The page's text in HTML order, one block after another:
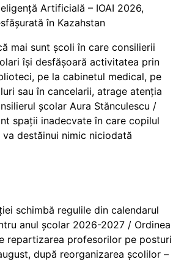
Artificială – IOAI 2026,
în Kazahstan
mai sunt școli în care consilierii
își desfășoară activitatea prin
pe la cabinetul medical, pe
sau în cancelarii, atrage atenția
școlar Aura Stănculescu /
spații inadecvate în care copilul
va destăinui nimic niciodată
schimbă regulile din calendarul
anul școlar 2026-2027 / Ordinea
repartizarea profesorilor pe posturi
după reorganizarea școlilor –